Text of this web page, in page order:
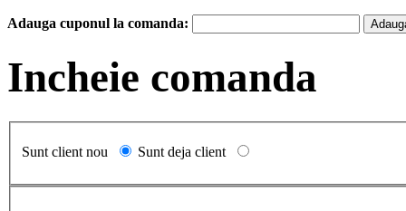
Adauga cuponul la comanda:
Incheie comanda
Sunt client nou Sunt deja client